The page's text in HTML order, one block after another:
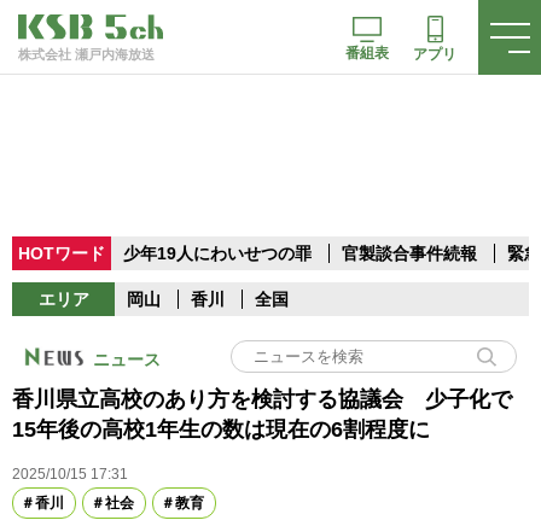
株式会社 瀬戸内海放送 番組表 アプリ
HOTワード 少年19人にわいせつの罪 官製談合事件続報 緊
エリア 岡山 香川 全国
ニュース
香川県立高校のあり方を検討する協議会 少子化で
15年後の高校1年生の数は現在の6割程度に
2025/10/15 17:31
香川
社会 教育